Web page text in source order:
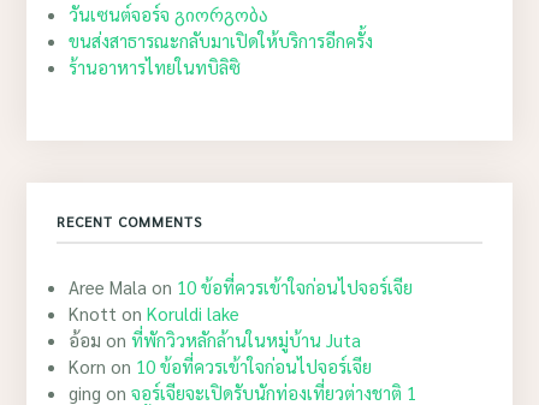
วันเซนต์จอร์จ გიორგობა
ขนส่งสาธารณะกลับมาเปิดให้บริการอีกครั้ง
ร้านอาหารไทยในทบิลิซิ
RECENT COMMENTS
Aree Mala on 10 ข้อที่ควรเข้าใจก่อนไปจอร์เจีย
Knott onKoruldi lake
อ้อม onที่พักวิวหลักล้านในหมู่บ้าน Juta
Korn on 10 ข้อที่ควรเข้าใจก่อนไปจอร์เจีย
ging onจอร์เจียจะเปิดรับนักท่องเที่ยวต่างชาติ 1